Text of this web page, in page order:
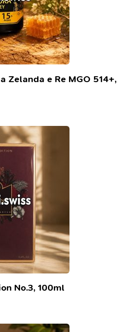
Zelanda e Re MGO 514+,
No.3, 100ml